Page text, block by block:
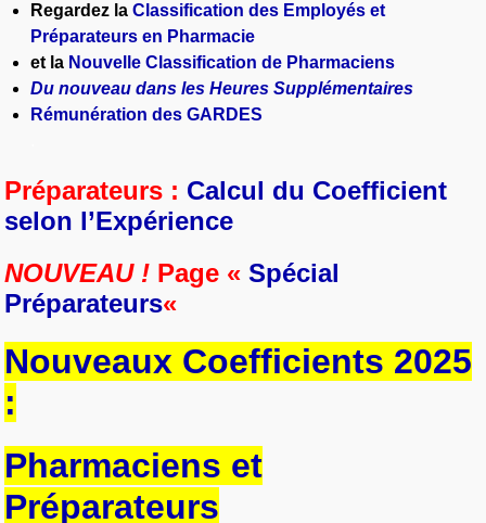
Regardez laClassification des Employés et
Préparateurs en Pharmacie
et la Nouvelle Classification de Pharmaciens
Du nouveau dans les Heures Supplémentaires
Rémunération des GARDES
Préparateurs : Calcul du Coefficient
selon l’Expérience
NOUVEAU ! Page «Spécial
Préparateurs«
Nouveaux Coefficients 2025
:
Pharmaciens et
Préparateurs